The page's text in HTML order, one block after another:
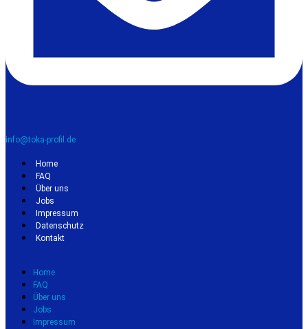
info@toka-profil.de
Home
FAQ
Über uns
Jobs
Impressum
Datenschutz
Kontakt
Home
FAQ
Über uns
Jobs
Impressum